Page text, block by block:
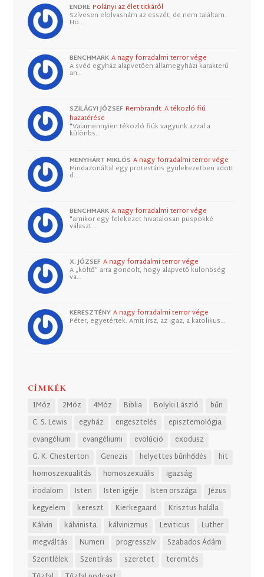
ENDRE Polányi az élet titkáról
Szívesen elolvasnám az esszét, de nem találtam.
Ho…
BENCHMARK A nagy forradalmi terror vége
A svéd egyház alapvetően államegyházi karakterű
an…
SZILÁGYI JÓZSEF Rembrandt: A tékozló fiú
hazatérése
"Valamennyien tékozló fiúk vagyunk azzal a
különbs…
MENYHÁRT MIKLÓS A nagy forradalmi terror vége
Mindazonáltal egy protestáns gyülekezetben adott
d…
BENCHMARK A nagy forradalmi terror vége
"amikor egy felekezet hivatalosan püspökké
választ…
X. JÓZSEF A nagy forradalmi terror vége
A „költő” arra gondolt, hogy alapvető különbség
va…
KERESZTÉNY A nagy forradalmi terror vége
Péter, egyetértek. Amit írsz, az igaz, a katolikus…
CÍMKÉK
1Móz 2Móz 4Móz Biblia Bolyki László
bűn
C. S. Lewis
egyház engesztelés
episztemológia
evangélium
evangéliumi evolúció
exodusz
G. K. Chesterton
Genezis helyettes bűnhődés
hit
homoszexualitás
homoszexuális
igazság
irodalom
Isten Isten igéje Isten országa
Jézus
kegyelem
kereszt Kierkegaard
Krisztus halála
Kálvin
kálvinista kálvinizmus Leviticus
Luther
megváltás
Numeri progresszív
Szabados Ádám
Szentlélek
Szentírás szeretet
teremtés